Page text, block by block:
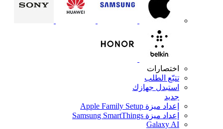
اختصارات
تتبّع الطلب
استبدل جهازك
إعداد ميزة Apple Family Setup
إعداد ميزة Samsung SmartThings
Galaxy AI